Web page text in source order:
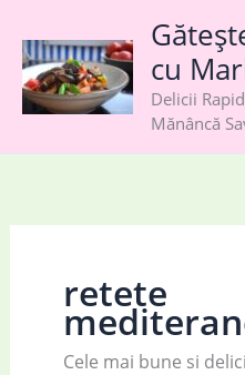
content
cu
Delicii
Mănâncă
retete
Cele mai bune si